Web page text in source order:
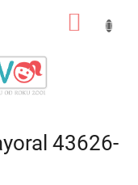
43626-